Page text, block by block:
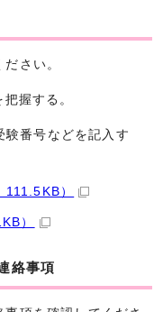
さい。
握する。
番号などを記入す
）
）
絡事項